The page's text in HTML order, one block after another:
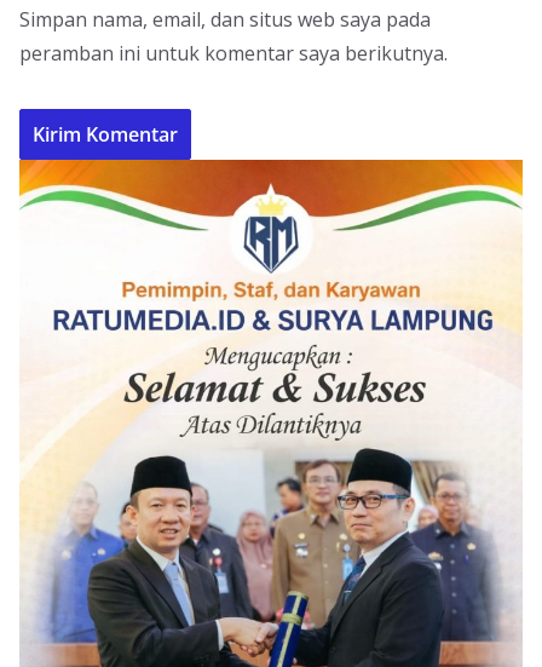
Simpan nama, email, dan situs web saya pada
peramban ini untuk komentar saya berikutnya.